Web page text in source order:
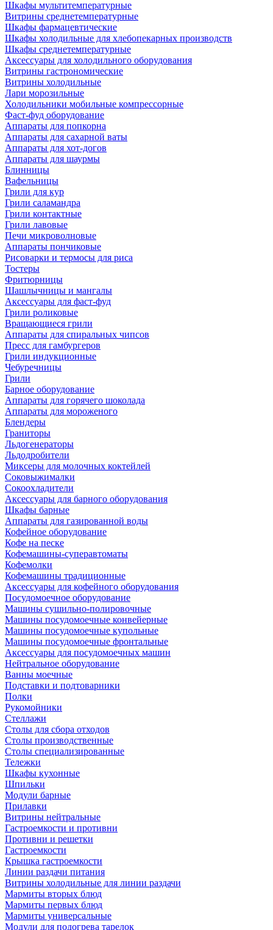
Шкафы мультитемпературные
Витрины среднетемпературные
Шкафы фармацевтические
Шкафы холодильные для хлебопекарных производств
Шкафы среднетемпературные
Аксессуары для холодильного оборудования
Витрины гастрономические
Витрины холодильные
Лари морозильные
Холодильники мобильные компрессорные
Фаст-фуд оборудование
Аппараты для попкорна
Аппараты для сахарной ваты
Аппараты для хот-догов
Аппараты для шаурмы
Блинницы
Вафельницы
Грили для кур
Грили саламандра
Грили контактные
Грили лавовые
Печи микроволновые
Аппараты пончиковые
Рисоварки и термосы для риса
Тостеры
Фритюрницы
Шашлычницы и мангалы
Аксессуары для фаст-фуд
Грили роликовые
Вращающиеся грили
Аппараты для спиральных чипсов
Пресс для гамбургеров
Грили индукционные
Чебуречницы
Грили
Барное оборудование
Аппараты для горячего шоколада
Аппараты для мороженого
Блендеры
Граниторы
Льдогенераторы
Льдодробители
Миксеры для молочных коктейлей
Соковыжималки
Сокоохладители
Аксессуары для барного оборудования
Шкафы барные
Аппараты для газированной воды
Кофейное оборудование
Кофе на песке
Кофемашины-суперавтоматы
Кофемолки
Кофемашины традиционные
Аксессуары для кофейного оборудования
Посудомоечное оборудование
Машины сушильно-полировочные
Машины посудомоечные конвейерные
Машины посудомоечные купольные
Машины посудомоечные фронтальные
Аксессуары для посудомоечных машин
Нейтральное оборудование
Ванны моечные
Подставки и подтоварники
Полки
Рукомойники
Стеллажи
Столы для сбора отходов
Столы производственные
Столы специализированные
Тележки
Шкафы кухонные
Шпильки
Модули барные
Прилавки
Витрины нейтральные
Гастроемкости и противни
Противни и решетки
Гастроемкости
Крышка гастроемкости
Линии раздачи питания
Витрины холодильные для линии раздачи
Мармиты вторых блюд
Мармиты первых блюд
Мармиты универсальные
Модули для подогрева тарелок